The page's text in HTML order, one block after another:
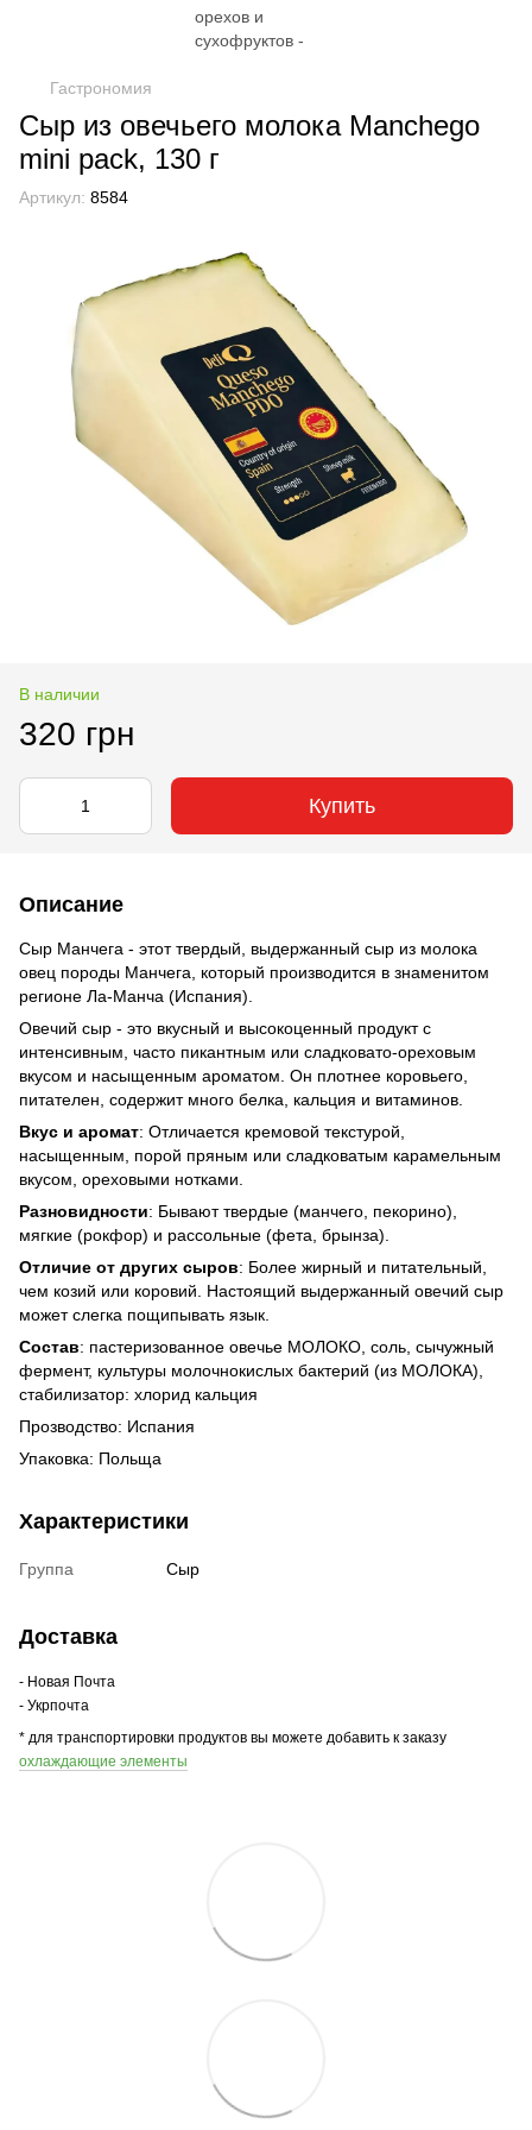
Гастрономия
Сыр из овечьего молока Manchego
mini pack, 130 г
Артикул: 8584
В наличии
320 грн
Купить
Описание
Сыр Манчега - этот твердый, выдержанный сыр из молока
овец породы Манчега, который производится в знаменитом
регионе Ла-Манча (Испания).
Овечий сыр - это вкусный и высокоценный продукт с
интенсивным, часто пикантным или сладковато-ореховым
вкусом и насыщенным ароматом. Он плотнее коровьего,
питателен, содержит много белка, кальция и витаминов.
Вкус и аромат: Отличается кремовой текстурой,
насыщенным, порой пряным или сладковатым карамельным
вкусом, ореховыми нотками.
Разновидности: Бывают твердые (манчего, пекорино),
мягкие (рокфор) и рассольные (фета, брынза).
Отличие от других сыров: Более жирный и питательный,
чем козий или коровий. Настоящий выдержанный овечий сыр
может слегка пощипывать язык.
Состав: пастеризованное овечье МОЛОКО, соль, сычужный
фермент, культуры молочнокислых бактерий (из МОЛОКА),
стабилизатор: хлорид кальция
Прозводство: Испания
Упаковка: Польща
Характеристики
Группа Сыр
Доставка
- Новая Почта
- Укрпочта
* для транспортировки продуктов вы можете добавить к заказу
охлаждающие элементы